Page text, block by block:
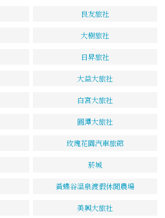
良友旅社
大樹旅社
日昇旅社
大益大旅社
白宮大旅社
圓潭大旅社
玫瑰花園汽車旅館
菸城
黃蝶谷溫泉渡假休閒農場
美興大旅社